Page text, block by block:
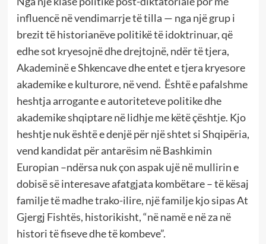
influencë në vendimarrje të tilla — nga një grup i
brezit të historianëve politikë të idoktrinuar, që
edhe sot kryesojnë dhe drejtojnë, ndër të tjera,
Akademinë e Shkencave dhe entet e tjera kryesore
akademike e kulturore, në vend. Është e pafalshme
heshtja arrogante e autoriteteve politike dhe
akademike shqiptare në lidhje me këtë çështje. Kjo
heshtje nuk është e denjë për një shtet si Shqipëria,
vend kandidat për antarësim në Bashkimin
Europian –ndërsa nuk çon aspak ujë në mullirin e
dobisë së interesave afatgjata kombëtare – të kësaj
familje të madhe trako-ilire, një familje kjo sipas At
Gjergj Fishtës, historikisht, “në namë e në za në
histori të fiseve dhe të kombeve”.